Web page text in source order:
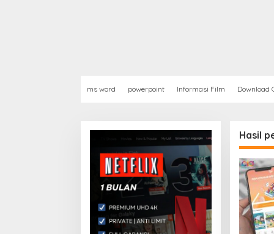
ms word powerpoint Informasi Film Download
Hasil